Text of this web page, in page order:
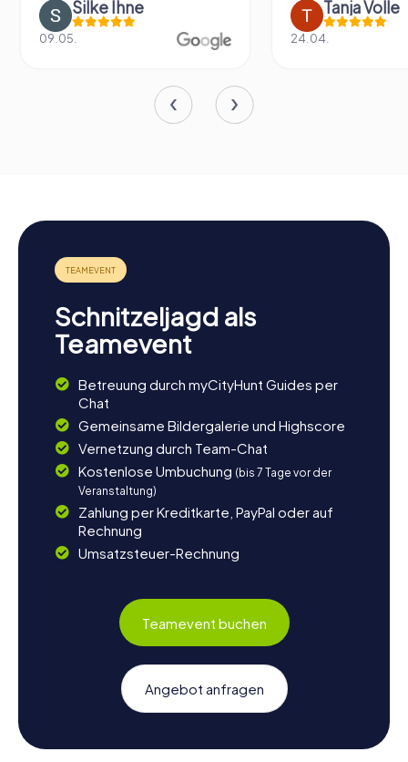
Tanja Volle
24.04.
Vivienne
20.09.
Schnitzeljagd als
Teamevent
Betreuung durch myCityHunt Guides per
Chat
Gemeinsame Bildergalerie und Highscore
Vernetzung durch Team-Chat
Kostenlose Umbuchung (bis 7 Tage vor der
Veranstaltung)
Zahlung per Kreditkarte, PayPal oder auf
Rechnung
Umsatzsteuer-Rechnung
Teamevent buchen
Angebot anfragen